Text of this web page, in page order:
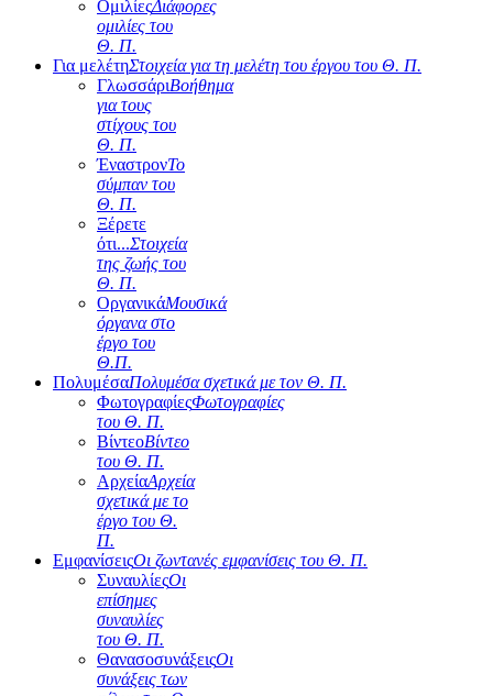
ΟμιλίεςΔιάφορες
ομιλίες του
Θ. Π.
Για μελέτηΣτοιχεία για τη μελέτη του έργου του Θ. Π.
ΓλωσσάριΒοήθημα
για τους
στίχους του
Θ. Π.
ΈναστρονΤο
σύμπαν του
Θ. Π.
Ξέρετε
ότι...Στοιχεία
της ζωής του
Θ. Π.
ΟργανικάΜουσικά
όργανα στο
έργο του
Θ.Π.
ΠολυμέσαΠολυμέσα σχετικά με τον Θ. Π.
ΦωτογραφίεςΦωτογραφίες
του Θ. Π.
ΒίντεοΒίντεο
του Θ. Π.
ΑρχείαΑρχεία
σχετικά με το
έργο του Θ.
Π.
ΕμφανίσειςΟι ζωντανές εμφανίσεις του Θ. Π.
ΣυναυλίεςΟι
επίσημες
συναυλίες
του Θ. Π.
ΘανασοσυνάξειςΟι
συνάξεις των